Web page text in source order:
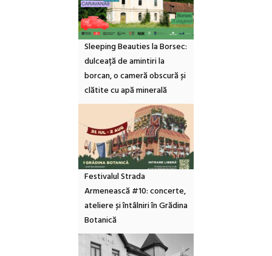
Sleeping Beauties la Borsec:
dulceață de amintiri la
borcan, o cameră obscură și
clătite cu apă minerală
Festivalul Strada
Armenească #10: concerte,
ateliere și întâlniri în Grădina
Botanică